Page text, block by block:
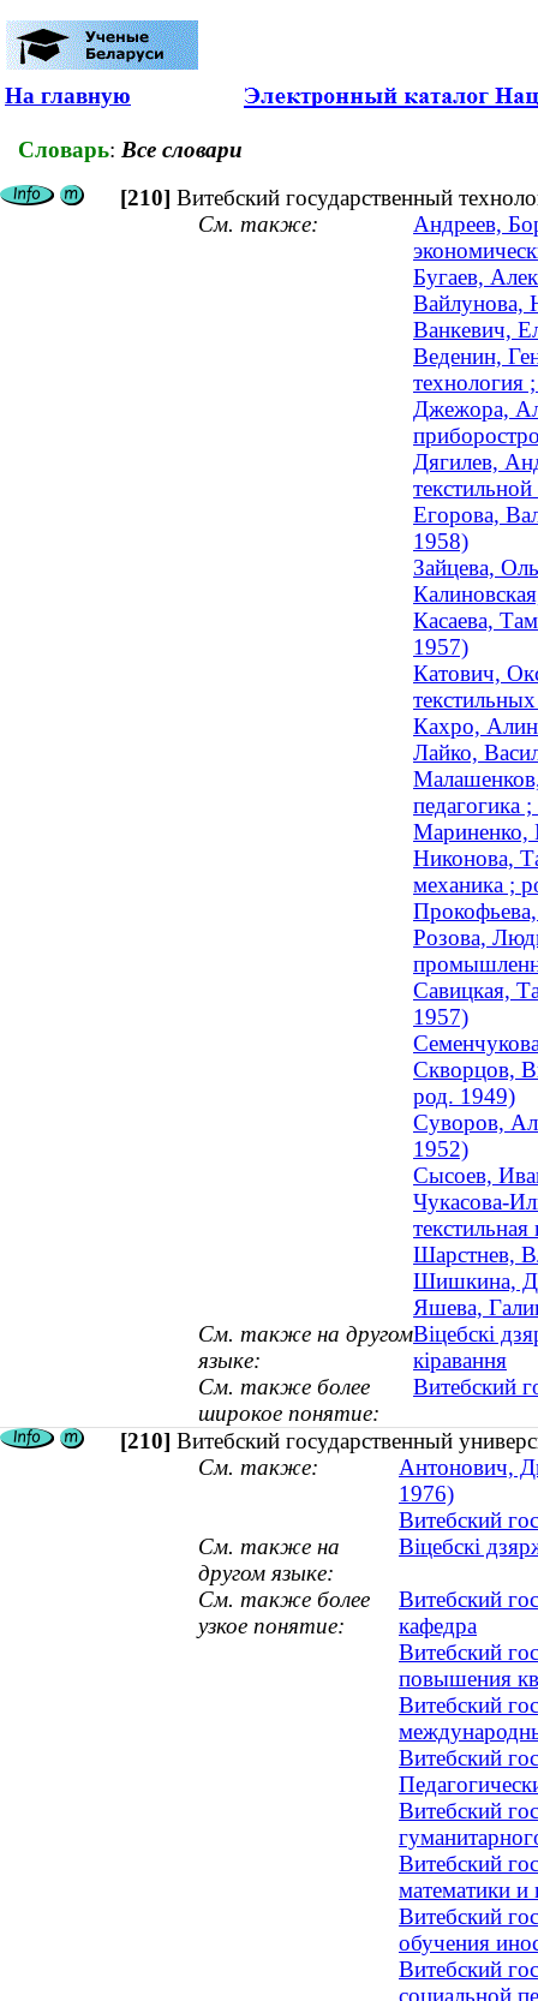
На главную
Словарь: Все словари
[210] Витебский государственный
См. также:
Андреев,
Бугаев,
Вайлунова,
Ванкевич,
Веденин,
технология
Джежора,
Дягилев,
Егорова,
1958)
Зайцева,
Касаева,
1957)
Катович,
Кахро,
Лайко,
педагогика
Мариненко,
Никонова,
механика ;
Розова,
Савицкая,
1957)
Скворцов,
род. 1949)
Суворов,
1952)
Сысоев,
Чукасова-
Шарстнев,
Шишкина,
Яшева,
См. также на другом
языке:
Віцебскі
кіравання
См. также более
широкое понятие:
Витебский
[210] Витебский государственный
См. также:
Антонович,
1976)
Витебский
См. также на
другом языке:
Віцебскі
См. также более
узкое понятие:
Витебский
кафедра
Витебский
повышения
Витебский
Витебский
Витебский
Витебский
математики
Витебский
обучения
Витебский